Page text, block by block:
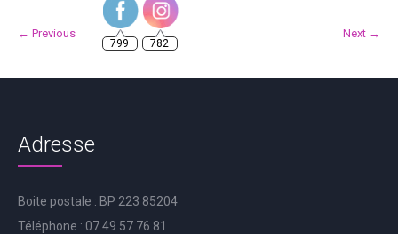
← Previous Next →
Adresse
Boite postale : BP 223 85204
Téléphone : 07.49.57.76.81
799 782